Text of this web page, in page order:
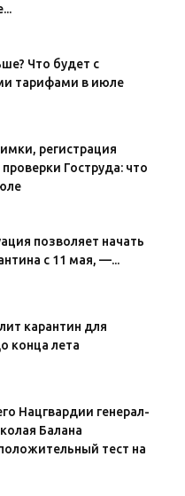
Что будет с
тарифами в июле
регистрация
Гоструда: что
позволяет начать
с 11 мая, —...
карантин для
конца лета
Нацгвардии генерал-
Балана
тест на